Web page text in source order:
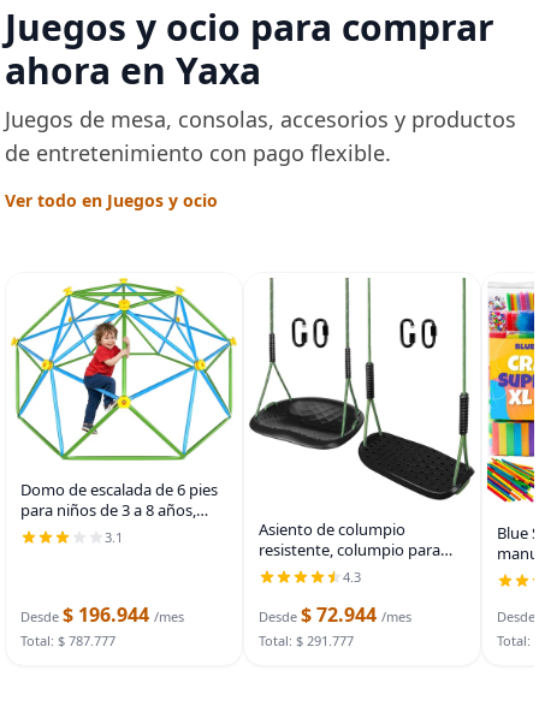
Juegos y ocio para comprar
ahora en Yaxa
Juegos de mesa, consolas, accesorios y productos
de entretenimiento con pago flexible.
Ver todo en Juegos y ocio
Domo de escalada de 6 pies
para niños de 3 a 8 años,
gimnasio de selva para
interiores y exteriores,
3.1
Desde $ 196.944 /mes
Total: $ 787.777
Asiento de columpio
resistente, columpio para
niños pequeños y asiento de
columpio plano
antideslizante con cuerdas
ajustables, accesorios para
4.3
Desde $ 72.944 /mes
Total: $ 291.777
Blue
para
Desde
Total: